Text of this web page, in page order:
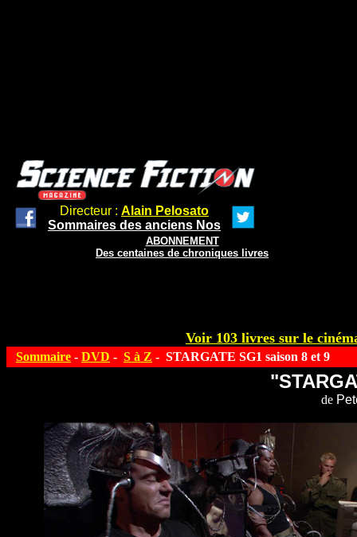
Directeur : Alain Pelosato
Sommaires des anciens Nos
ABONNEMENT
Des centaines de chroniques livres
Voir 103 livres sur le
Sommaire - DVD - S à Z - STARGATE SG1 saison 8 et 9
de